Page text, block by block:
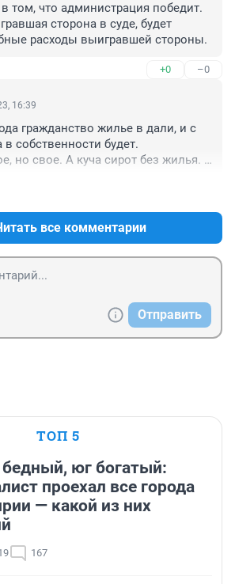
том, что администрация победит.
сторона в суде, будет
расходы выигравшей стороны.
+0 –0
16:39
гражданство жилье в дали, и с
собственности будет.
но свое. А куча сирот без жилья.
в Московской области там
проблема не строят
рабочая сила в Подмосовье
все комментарии
Отправить
ТОП 5
юг богатый:
проехал все города
— какой из них
167